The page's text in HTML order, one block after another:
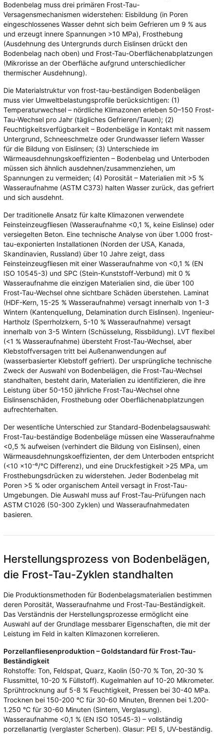
Bodenbelag muss drei primären Frost-Tau-
Versagensmechanismen widerstehen: Eisbildung (in Poren
eingeschlossenes Wasser dehnt sich beim Gefrieren um 9 % aus
und erzeugt innere Spannungen >10 MPa), Frosthebung
(Ausdehnung des Untergrunds durch Eislinsen drückt den
Bodenbelag nach oben) und Frost-Tau-Oberflächenabplatzungen
(Mikrorisse an der Oberfläche aufgrund unterschiedlicher
thermischer Ausdehnung).
Die Materialstruktur von frost-tau-beständigen Bodenbelägen
muss vier Umweltbelastungsprofile berücksichtigen: (1)
Temperaturwechsel – nördliche Klimazonen erleben 50–150 Frost-
Tau-Wechsel pro Jahr (tägliches Gefrieren/Tauen); (2)
Feuchtigkeitsverfügbarkeit – Bodenbeläge in Kontakt mit nassem
Untergrund, Schneeschmelze oder Grundwasser liefern Wasser
für die Bildung von Eislinsen; (3) Unterschiede im
Wärmeausdehnungskoeffizienten – Bodenbelag und Unterboden
müssen sich ähnlich ausdehnen/zusammenziehen, um
Spannungen zu vermeiden; (4) Porosität – Materialien mit >5 %
Wasseraufnahme (ASTM C373) halten Wasser zurück, das gefriert
und sich ausdehnt.
Der traditionelle Ansatz für kalte Klimazonen verwendete
Feinsteinzeugfliesen (Wasseraufnahme <0,1 %, keine Eislinse) oder
versiegelten Beton. Eine technische Analyse von über 1.000 frost-
tau-exponierten Installationen (Norden der USA, Kanada,
Skandinavien, Russland) über 10 Jahre zeigt, dass
Feinsteinzeugfliesen mit einer Wasseraufnahme von <0,1 % (EN
ISO 10545-3) und SPC (Stein-Kunststoff-Verbund) mit 0 %
Wasseraufnahme die einzigen Materialien sind, die über 100
Frost-Tau-Wechsel ohne sichtbare Schäden überstehen. Laminat
(HDF-Kern, 15-25 % Wasseraufnahme) versagt innerhalb von 1-3
Wintern (Kantenquellung, Delamination durch Eislinsen). Ingenieur-
Hartholz (Sperrholzkern, 5-10 % Wasseraufnahme) versagt
innerhalb von 3-5 Wintern (Schüsselung, Rissbildung). LVT flexibel
(<1 % Wasseraufnahme) übersteht Frost-Tau-Wechsel, aber
Klebstoffversagen tritt bei Außenanwendungen auf
(wasserbasierter Klebstoff gefriert). Der ursprüngliche technische
Zweck der Auswahl von Bodenbelägen, die Frost-Tau-Wechsel
standhalten, besteht darin, Materialien zu identifizieren, die ihre
Leistung über 50-150 jährliche Frost-Tau-Wechsel ohne
Eislinsenschäden, Frosthebung oder Oberflächenabplatzungen
aufrechterhalten.
Der wesentliche Unterschied zur Standard-Bodenbelagsauswahl:
Frost-Tau-beständige Bodenbeläge müssen eine Wasseraufnahme
<0,5 % aufweisen (verhindert die Bildung von Eislinsen), einen
Wärmeausdehnungskoeffizienten, der dem Unterboden entspricht
(<10 ×10⁻⁶/°C Differenz), und eine Druckfestigkeit >25 MPa, um
Frosthebungsdrücken zu widerstehen. Jeder Bodenbelag mit
Poren >5 % oder organischem Anteil versagt in Frost-Tau-
Umgebungen. Die Auswahl muss auf Frost-Tau-Prüfungen nach
ASTM C1026 (50-300 Zyklen) und Wasseraufnahmedaten
basieren.
Herstellungsprozess von Bodenbelägen,
die Frost-Tau-Zyklen standhalten
Die Produktionsmethoden für Bodenbelagsmaterialien bestimmen
deren Porosität, Wasseraufnahme und Frost-Tau-Beständigkeit.
Das Verständnis der Herstellungsprozesse ermöglicht eine
Auswahl auf der Grundlage messbarer Eigenschaften, die mit der
Leistung im Feld in kalten Klimazonen korrelieren.
Porzellanfliesenproduktion – Goldstandard für Frost-Tau-
Beständigkeit
Rohstoffe: Ton, Feldspat, Quarz, Kaolin (50-70 % Ton, 20-30 %
Flussmittel, 10-20 % Füllstoff). Kugelmahlen auf 10-20 Mikrometer.
Sprühtrocknung auf 5-8 % Feuchtigkeit, Pressen bei 30-40 MPa.
Trocknen bei 150-200 °C für 30-60 Minuten, Brennen bei 1.200-
1.250 °C für 30-60 Minuten (Sintern, Verglasung).
Wasseraufnahme <0,1 % (EN ISO 10545-3) – vollständig
porzellanartig (verglaster Scherben). Glasur: PEI 5, UV-beständig.